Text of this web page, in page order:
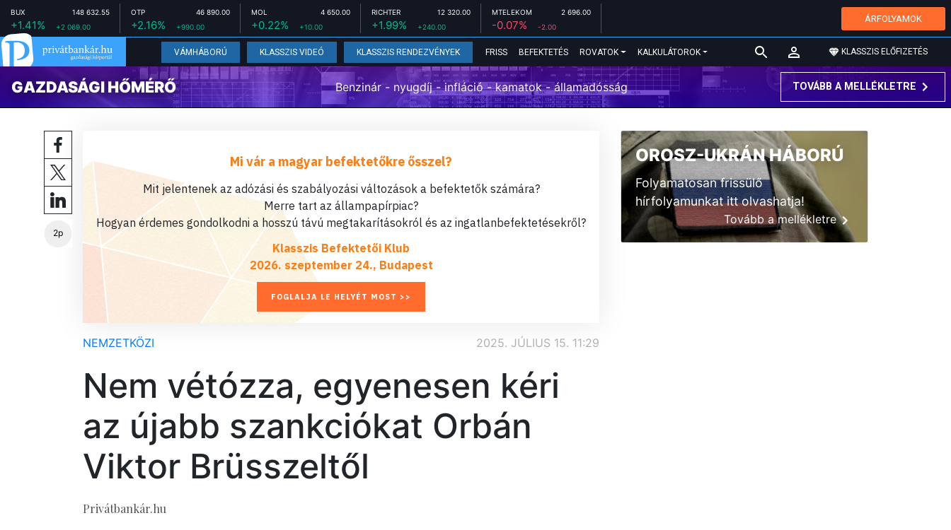
BUX 148 632.55
+1.41% +2 069.00
OTP 46 890.00
+2.16% +990.00
MOL 4 650.00
+0.22% +10.00
RICHTER 12 320.00
+1.99% +240.00
MTELEKOM 2 696.00
-0.07% -2.00
ÁRFOLYAMOK
VÁMHÁBORÚ KLASSZIS VIDEÓ KLASSZIS RENDEZVÉNYEK FRISS BEFEKTETÉS ROVATOK KALKULÁTOROK KLASSZIS ELŐFIZETÉS
GAZDASÁGI HŐMÉRŐ Benzinár - nyugdíj - infláció - kamatok - államadósság TOVÁBB A MELLÉKLETRE
2p
Mi vár a magyar befektetőkre ősszel?
Mit jelentenek az adózási és szabályozási változások a befektetők számára?
Merre tart az állampapírpiac?
Hogyan érdemes gondolkodni a hosszú távú megtakarításokról és az ingatlanbefektetésekről?
Klasszis Befektetői Klub
2026. szeptember 24., Budapest
FOGLALJA LE HELYÉT MOST >>
NEMZETKÖZI 2025. JÚLIUS 15. 11:29
Nem vétózza, egyenesen kéri
az újabb szankciókat Orbán
Viktor Brüsszeltől
Privátbankár.hu
OROSZ-UKRÁN HÁBORÚ
Folyamatosan frissülő
hírfolyamunkat itt olvashatja!
Tovább a mellékletre